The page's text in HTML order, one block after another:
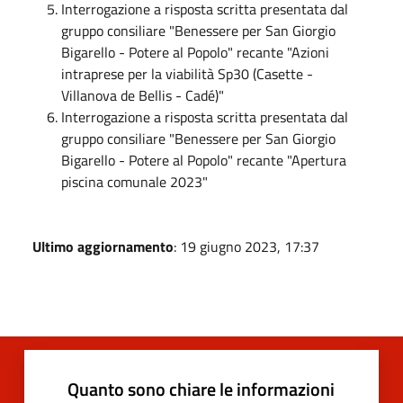
Interrogazione a risposta scritta presentata dal
gruppo consiliare "Benessere per San Giorgio
Bigarello - Potere al Popolo" recante "Azioni
intraprese per la viabilità Sp30 (Casette -
Villanova de Bellis - Cadé)"
Interrogazione a risposta scritta presentata dal
gruppo consiliare "Benessere per San Giorgio
Bigarello - Potere al Popolo" recante "Apertura
piscina comunale 2023"
Ultimo aggiornamento: 19 giugno 2023, 17:37
Quanto sono chiare le informazioni